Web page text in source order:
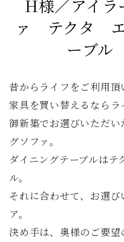
H様／アイ
ァ テクタ エ
ーブル
昔からライフをご利用頂
家具を買い替えるならラ
御新築でお選びいただい
グソファ。
ダイニングテーブルは
ル。
それに合わせて、お選
ア。
決め手は、奥様のご要